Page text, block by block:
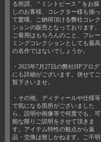
る所謂、 “ ミントピース ” をお探
しのお客様、コレクター様も揃っ
て驚嘆、ご納得頂ける弊社コレク
ションの販売となっております。
ご着用はもちろんのこと、フレー
ミングコレクションとしても最高
の名作ではないでしょうか。
・2023年7月27日の弊社HPブログ
にも詳細がございます。併せてご
覧下さいませ。
・その他、ディティールや仕様等
で気になる箇所がございました
ら、説明や画像等で何度でも、可
能な限りご説明をさせて頂きま
す。アイテム特性の観点から返
品・交換は致しかねます。ご不明